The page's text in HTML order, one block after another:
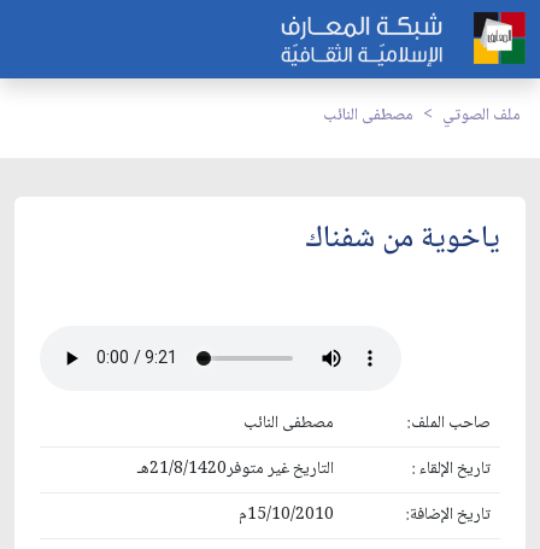
ملف الصوتي مصطفى النائب
ياخوية من شفناك
صاحب الملف:
مصطفى النائب
تاريخ الإلقاء :
التاريخ غير متوفر21/8/1420هـ
تاريخ الإضافة:
15/10/2010م